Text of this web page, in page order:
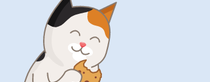
omdöme av våra canvastavlor. Ett enkelt och
nöjd med din produkt, men det är tråkigt att höra
Din feedback är verkligen viktig för oss och
Kommer aldrig handla härifrån igen.